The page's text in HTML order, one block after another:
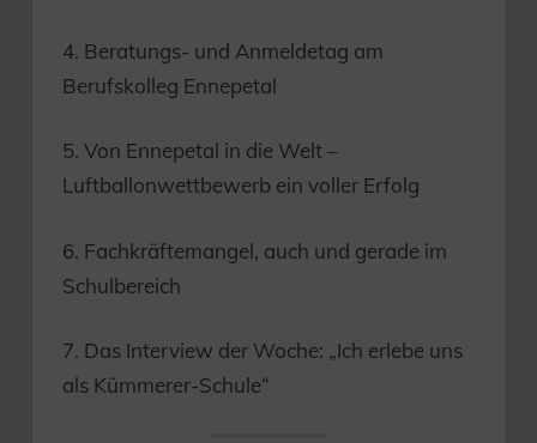
4. Beratungs- und Anmeldetag am
Berufskolleg Ennepetal
5. Von Ennepetal in die Welt –
Luftballonwettbewerb ein voller Erfolg
6. Fachkräftemangel, auch und gerade im
Schulbereich
7. Das Interview der Woche: „Ich erlebe uns
als Kümmerer-Schule“